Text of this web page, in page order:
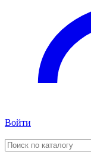
Войти